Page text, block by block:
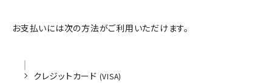
お支払いには次の方法がご利用いただけます。
クレジットカード (VISA)